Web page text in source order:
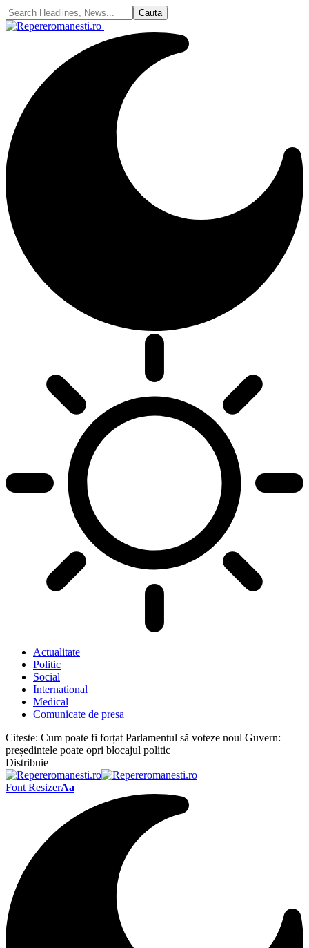
Actualitate
Politic
Social
International
Medical
Comunicate de presa
Citeste: Cum poate fi forțat Parlamentul să voteze noul Guvern:
președintele poate opri blocajul politic
Distribuie
Font ResizerAa